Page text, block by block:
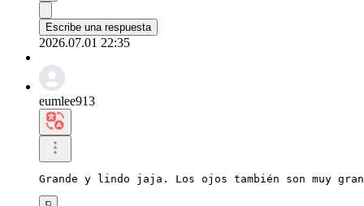
Escribe una respuesta
2026.07.01 22:35
eumlee913
Grande y lindo jaja. Los ojos también son muy